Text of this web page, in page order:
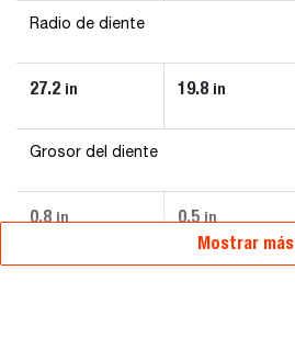
Radio de diente
27.2 in 19.8 in
Grosor del diente
0.8 in 0.5 in
Mostrar más